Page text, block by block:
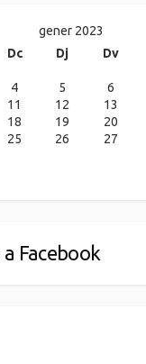
gener 2023
Dc Dj Dv
4 5 6
11 12 13
18 19 20
25 26 27
Facebook